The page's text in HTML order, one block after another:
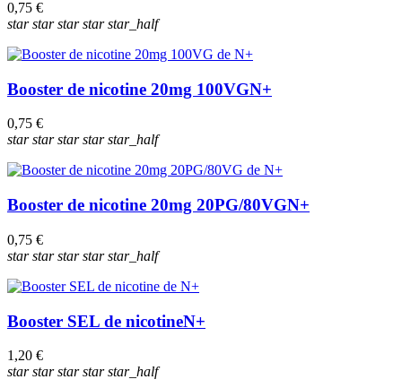
0,75 €
starstarstarstarstar_half
Booster de nicotine 20mg 100VGN+
0,75 €
starstarstarstarstar_half
Booster de nicotine 20mg 20PG/80VGN+
0,75 €
starstarstarstarstar_half
Booster SEL de nicotineN+
1,20 €
starstarstarstarstar_half